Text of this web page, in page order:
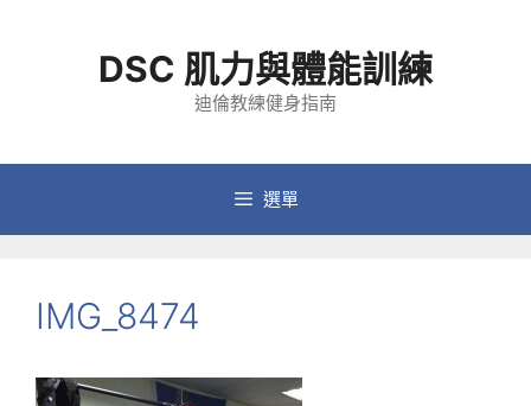
容
DSC 肌力與體能訓練
迪倫教練健身指南
選單
IMG_8474